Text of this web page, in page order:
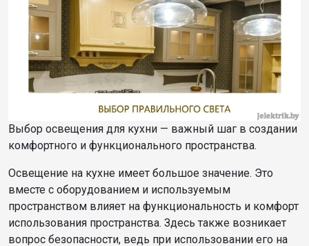
Выбор освещения для кухни — важный шаг в создании
комфортного и функционального пространства.
Освещение на кухне имеет большое значение. Это
вместе с оборудованием и используемым
пространством влияет на функциональность и комфорт
использования пространства. Здесь также возникает
вопрос безопасности, ведь при использовании его на